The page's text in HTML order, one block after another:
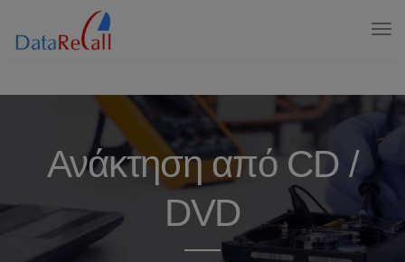
Ανάκτηση από CD /
DVD